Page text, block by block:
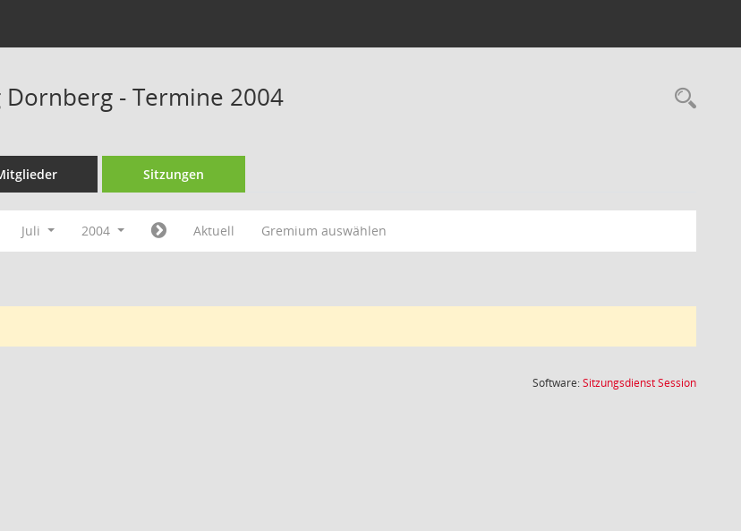
- Termine 2004
Sitzungen
Juli 2004 Aktuell Gremium auswählen
Software:SitzungsdienstSession(Wird in